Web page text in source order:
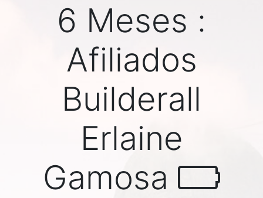
6 Meses :
Afiliados
Builderall
Erlaine
Gamosa